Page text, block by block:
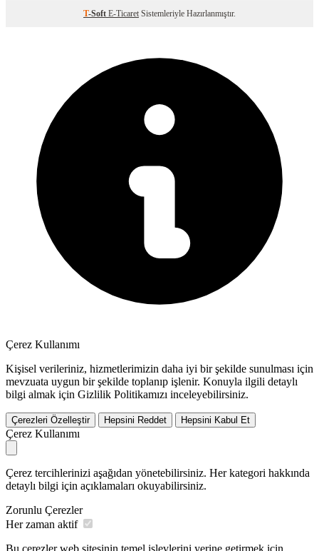
T-Soft E-Ticaret Sistemleriyle Hazırlanmıştır.
Çerez Kullanımı
Kişisel verileriniz, hizmetlerimizin daha iyi bir şekilde sunulması için
mevzuata uygun bir şekilde toplanıp işlenir. Konuyla ilgili detaylı
bilgi almak için Gizlilik Politikamızı inceleyebilirsiniz.
Çerezleri Özelleştir Hepsini Reddet Hepsini Kabul Et
Çerez Kullanımı
Çerez tercihlerinizi aşağıdan yönetebilirsiniz. Her kategori hakkında
detaylı bilgi için açıklamaları okuyabilirsiniz.
Zorunlu Çerezler
Her zaman aktif
Bu çerezler web sitesinin temel işlevlerini yerine getirmek için